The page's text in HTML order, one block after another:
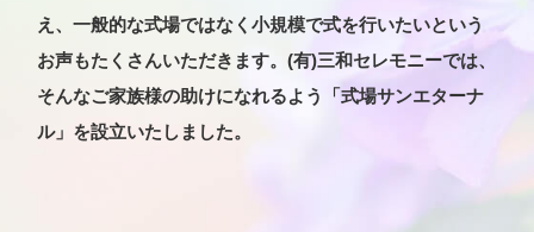
え、一般的な式場ではなく小規模で式を行いたいという
お声もたくさんいただきます。(有)三和セレモニーでは、
そんなご家族様の助けになれるよう「式場サンエターナ
ル」を設立いたしました。